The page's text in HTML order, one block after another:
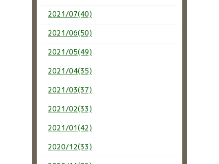
2021/07(40)
2021/06(50)
2021/05(49)
2021/04(35)
2021/03(37)
2021/02(33)
2021/01(42)
2020/12(33)